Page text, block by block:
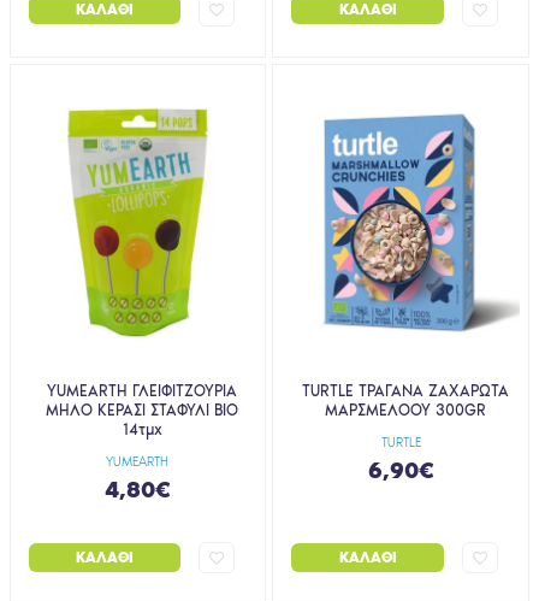
ΚΑΛΆΘΙ ΚΑΛΆΘΙ
YUMEARTH
YUMEARTH ΓΛΕΙΦΙΤΖΟΥΡΙΑ
ΜΗΛΟ ΚΕΡΑΣΙ ΣΤΑΦΥΛΙ ΒΙΟ
14τμχ
4,80€
ΚΑΛΆΘΙ
TURTLE
TURTLE ΤΡΑΓΑΝΑ ΖΑΧΑΡΩΤΑ
ΜΑΡΣΜΕΛΟΟΥ 300GR
6,90€
ΚΑΛΆΘΙ